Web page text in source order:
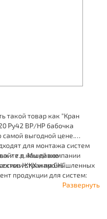
такой товар как "Кран
Ру42 ВР/НР бабочка
самой выгодной цене.
для монтажа систем
и т.д. Мы давно
ЖКХ и промышленных
продукции для систем:
и пожаротушения.
в нашей компании
и странам СНГ.
Развернуть